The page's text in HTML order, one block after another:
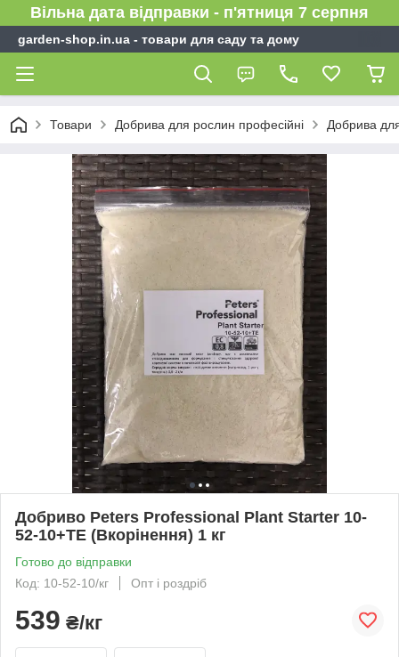
Вільна дата відправки - п'ятниця 7 серпня
garden-shop.in.ua - товари для саду та дому
Товари Добрива для рослин професійні Добрива
Добриво Peters Professional Plant Starter 10-
52-10+TE (Вкорінення) 1 кг
Готово до відправки
Код: 10-52-10/кг
Опт і роздріб
539 ₴/кг